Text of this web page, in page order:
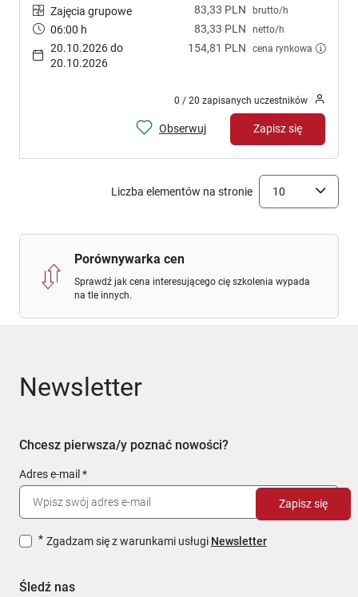
83,33 PLN brutto/h
83,33 PLN netto/h
154,81 PLN cena rynkowa
Zajęcia grupowe
06:00 h
20.10.2026 do
20.10.2026
0 / 20 zapisanych uczestników
Obserwuj Zapisz się
Liczba elementów na stronie 10
Porównywarka cen
Sprawdź jak cena interesującego cię szkolenia wypada
na tle innych.
Newsletter
Chcesz pierwsza/y poznać nowości?
Adres e-mail
Zgadzam się z warunkami usługi Newsletter
Zapisz się
Śledź nas